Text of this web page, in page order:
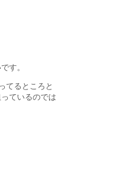
す。
てるところと
ているのでは